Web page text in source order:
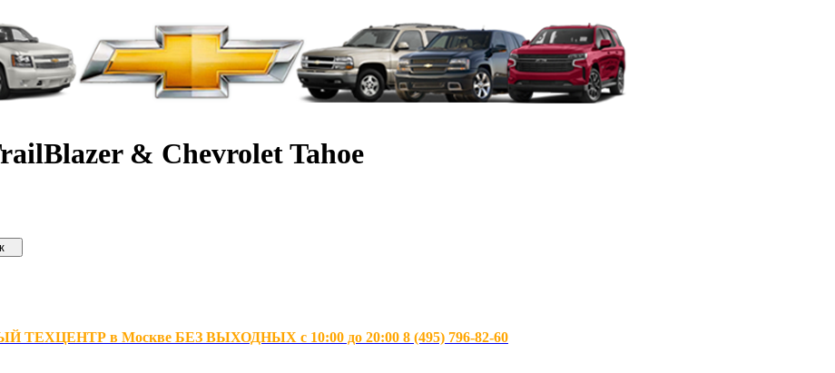
& Chevrolet Tahoe
ТЕХЦЕНТР в Москве БЕЗ ВЫХОДНЫХ с 10:00 до 20:00 8 (495) 796-82-60